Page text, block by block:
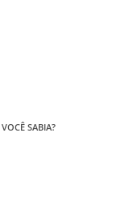
VOCÊ SABIA?